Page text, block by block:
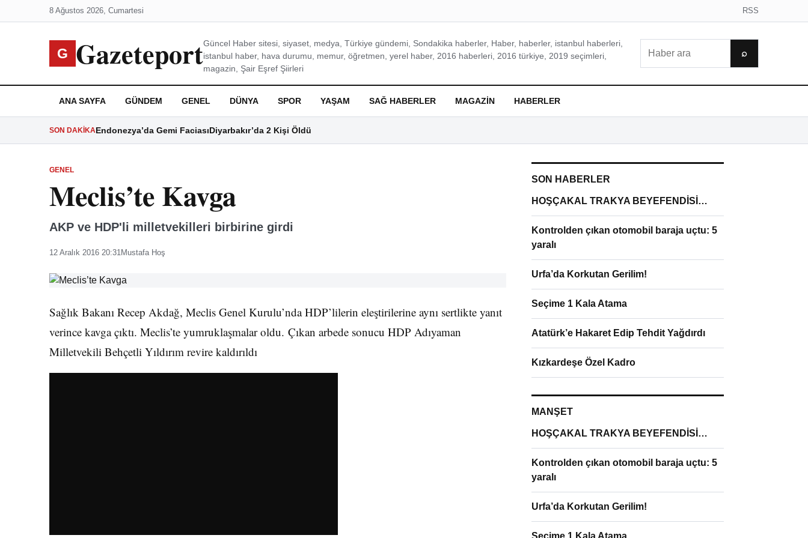
8 Ağustos 2026, Cumartesi RSS
G GazeteportGüncel Haber sitesi, siyaset, medya, Türkiye gündemi, Sondakika haberler, Haber, haberler, istanbul haberleri,
istanbul haber, hava durumu, memur, öğretmen, yerel haber, 2016 haberleri, 2016 türkiye, 2019 seçimleri,
magazin, Şair Eşref Şiirleri
⌕
ANA SAYFA GÜNDEM GENEL DÜNYA SPOR YAŞAM SAĞ HABERLER MAGAZIN HABERLER
SON DAKIKAEndonezya’da Gemi FaciasıDiyarbakır’da 2 Kişi Öldü
GENEL
Meclis’te Kavga
AKP ve HDP'li milletvekilleri birbirine girdi
12 Aralık 2016 20:31Mustafa Hoş
Sağlık Bakanı Recep Akdağ, Meclis Genel Kurulu’nda HDP’lilerin eleştirilerine aynı sertlikte yanıt
verince kavga çıktı. Meclis’te yumruklaşmalar oldu. Çıkan arbede sonucu HDP Adıyaman
Milletvekili Behçetli Yıldırım revire kaldırıldı
SON HABERLER
HOŞÇAKAL TRAKYA BEYEFENDİSİ…
Kontrolden çıkan otomobil baraja uçtu: 5
yaralı
Urfa’da Korkutan Gerilim!
Seçime 1 Kala Atama
Atatürk’e Hakaret Edip Tehdit Yağdırdı
Kızkardeşe Özel Kadro
MANŞET
HOŞÇAKAL TRAKYA BEYEFENDİSİ…
Kontrolden çıkan otomobil baraja uçtu: 5
yaralı
Urfa’da Korkutan Gerilim!
Seçime 1 Kala Atama